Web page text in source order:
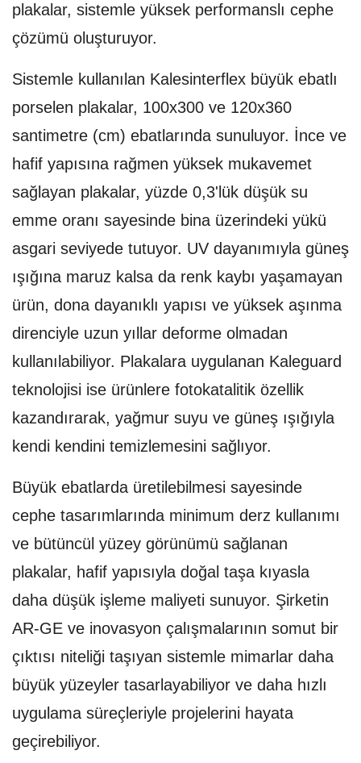
plakalar, sistemle yüksek performanslı cephe
çözümü oluşturuyor.
Sistemle kullanılan Kalesinterflex büyük ebatlı
porselen plakalar, 100x300 ve 120x360
santimetre (cm) ebatlarında sunuluyor. İnce ve
hafif yapısına rağmen yüksek mukavemet
sağlayan plakalar, yüzde 0,3'lük düşük su
emme oranı sayesinde bina üzerindeki yükü
asgari seviyede tutuyor. UV dayanımıyla güneş
ışığına maruz kalsa da renk kaybı yaşamayan
ürün, dona dayanıklı yapısı ve yüksek aşınma
direnciyle uzun yıllar deforme olmadan
kullanılabiliyor. Plakalara uygulanan Kaleguard
teknolojisi ise ürünlere fotokatalitik özellik
kazandırarak, yağmur suyu ve güneş ışığıyla
kendi kendini temizlemesini sağlıyor.
Büyük ebatlarda üretilebilmesi sayesinde
cephe tasarımlarında minimum derz kullanımı
ve bütüncül yüzey görünümü sağlanan
plakalar, hafif yapısıyla doğal taşa kıyasla
daha düşük işleme maliyeti sunuyor. Şirketin
AR-GE ve inovasyon çalışmalarının somut bir
çıktısı niteliği taşıyan sistemle mimarlar daha
büyük yüzeyler tasarlayabiliyor ve daha hızlı
uygulama süreçleriyle projelerini hayata
geçirebiliyor.